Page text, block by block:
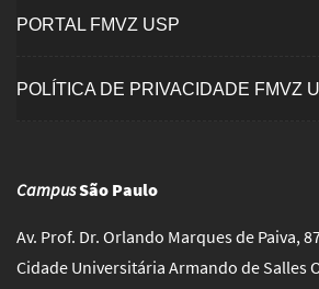
PORTAL FMVZ USP
POLÍTICA DE PRIVACIDADE FMVZ
CampusSão Paulo
Av. Prof. Dr. Orlando Marques de Paiva,
Cidade Universitária Armando de Salles